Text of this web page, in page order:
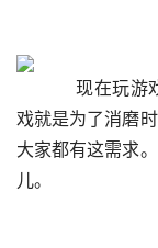
现在玩游
戏就是为了消磨
大家都有这需求
儿。